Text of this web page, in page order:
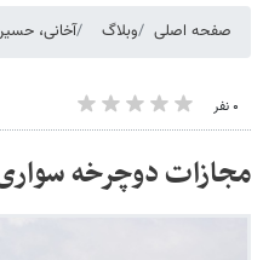
صفحه اصلی وبلاگ آخانی،
۰ نفر
مجازات دوچرخه